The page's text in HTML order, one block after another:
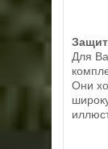
Для
Они